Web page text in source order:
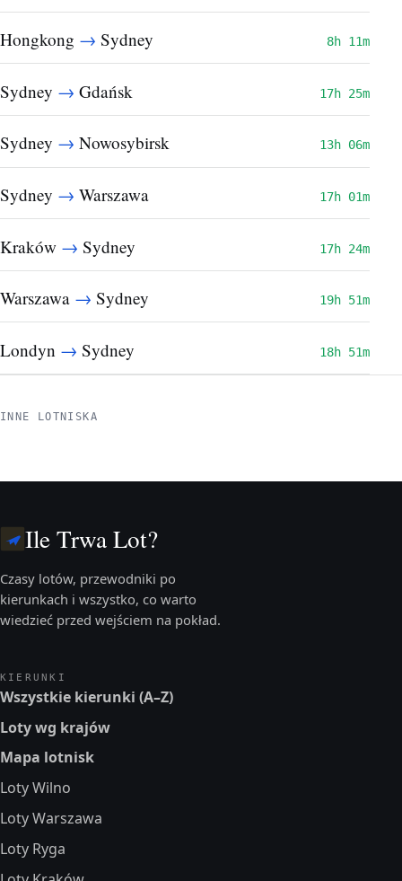
Hongkong → Sydney 8h 11m
Sydney → Gdańsk 17h 25m
Sydney → Nowosybirsk 13h 06m
Sydney → Warszawa 17h 01m
Kraków → Sydney 17h 24m
Warszawa → Sydney 19h 51m
Londyn → Sydney 18h 51m
INNE LOTNISKA
Ile Trwa Lot?
Czasy lotów, przewodniki po
kierunkach i wszystko, co warto
wiedzieć przed wejściem na pokład.
KIERUNKI
Wszystkie kierunki (A–Z)
Loty wg krajów
Mapa lotnisk
Loty Wilno
Loty Warszawa
Loty Ryga